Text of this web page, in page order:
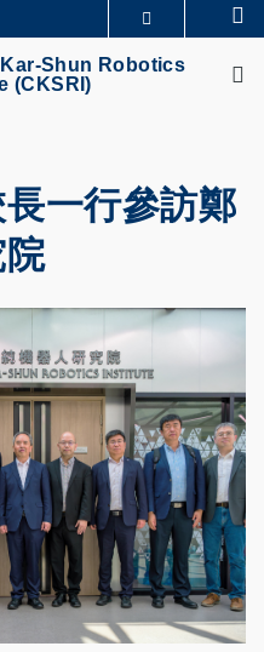
ACADEMIC DEPARTMENTS A-Z
LIBRARY
Shun Robotics
(CKSRI)
一行參訪鄭